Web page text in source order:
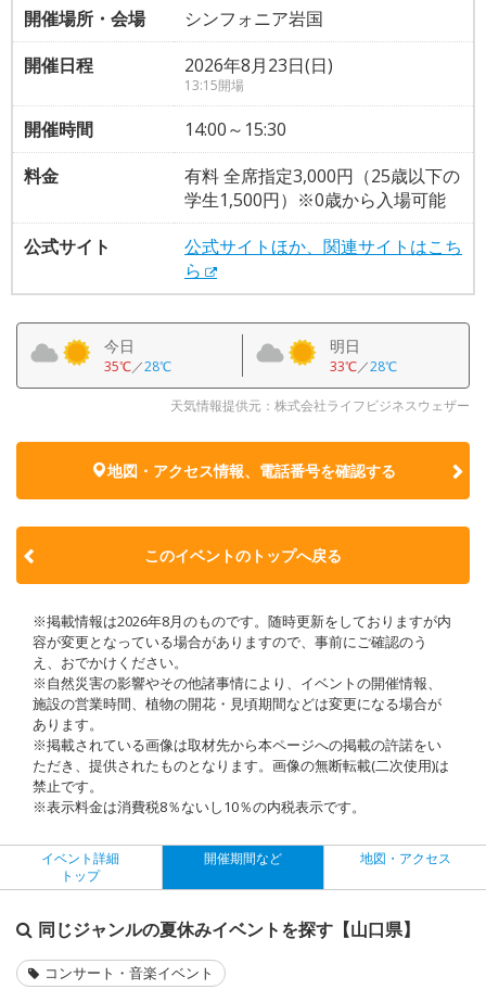
開催場所・会場
シンフォニア岩国
開催日程
2026年8月23日(日)
13:15開場
開催時間
14:00～15:30
料金
有料 全席指定3,000円（25歳以下の
学生1,500円）※0歳から入場可能
公式サイト
公式サイトほか、関連サイトはこち
ら
今日
35℃／28℃
明日
33℃／28℃
天気情報提供元：株式会社ライフビジネスウェザー
地図・アクセス情報、電話番号を確認する
このイベントのトップへ戻る
※掲載情報は2026年8月のものです。随時更新をしておりますが内
容が変更となっている場合がありますので、事前にご確認のう
え、おでかけください。
※自然災害の影響やその他諸事情により、イベントの開催情報、
施設の営業時間、植物の開花・見頃期間などは変更になる場合が
あります。
※掲載されている画像は取材先から本ページへの掲載の許諾をい
ただき、提供されたものとなります。画像の無断転載(二次使用)は
禁止です。
※表示料金は消費税8％ないし10％の内税表示です。
イベント詳細
トップ
開催期間など 地図・アクセス
同じジャンルの夏休みイベントを探す【山口県】
コンサート・音楽イベント